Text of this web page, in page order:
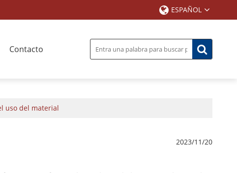
ESPAÑOL
Contacto
uso del material
2023/11/20